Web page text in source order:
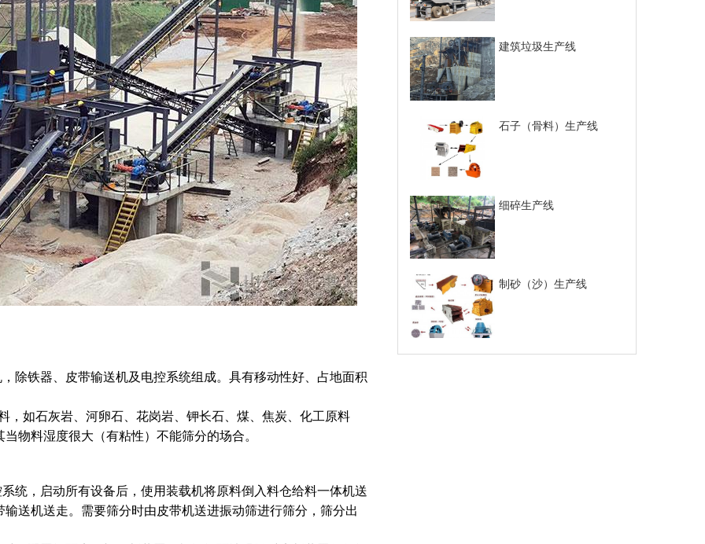
铁器、皮带输送机及电控系统组成。具有移动性好、占地面积
如石灰岩、河卵石、花岗岩、钾长石、煤、焦炭、化工原料
物料湿度很大（有粘性）不能筛分的场合。
，启动所有设备后，使用装载机将原料倒入料仓给料一体机送
送机送走。需要筛分时由皮带机送进振动筛进行筛分，筛分出
建筑垃圾生产线
石子（骨料）生产线
细碎生产线
制砂（沙）生产线